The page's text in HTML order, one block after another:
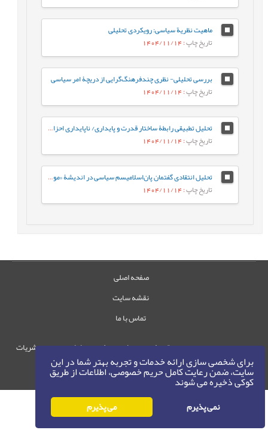
برای شخصی سازی ارائه خدمات و تجربه بهتر شما در این
سایت، ضمن رعایت کامل حریم خصوصی، اطلاعات از طریق
کوکی ذخیره می شوند
نمی پذیرم می پذیرم
ماهیت نظریة سیاسی: رویکردی تحلیلی
تاریخ چاپ: 1404/11/14
بررسی تحلیلی- نظری چندفرهنگ‌گرایی از دریچۀ امر سیاسی
تاریخ چاپ: 1404/11/14
تحلیل تطبیقی رابطۀ ساختار قدرت و پایداری/ ناپایداری احزاب سیاسی در ساختارهای اقتدارگرا، دموکراتیک و شبه¬اقتدارگرا
تاریخ چاپ: 1404/11/14
تحلیل انتقادی گفتمان پان‌اسلامیسم سیاسی در اندیشۀ «مولانا محمد برکت‌الله بوپالی» (هندوستانی) در کتاب «خلافت» (چاپ 1924 میلادی)
تاریخ چاپ: 1404/11/14
صفحه اصلی
نقشه سایت
تماس با ما
حقوق این وب‌سایت متعلق به سامانه مدیریت نشریات
رایمگ است.
حق نشر ©
1405-1396